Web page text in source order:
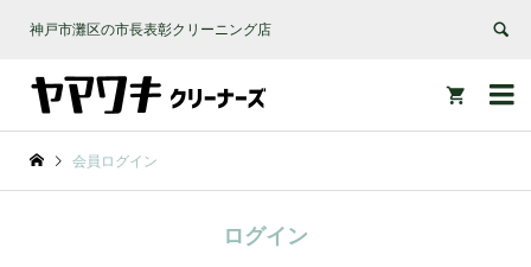
神戸市灘区の市長表彰クリーニング店


会員ログイン
ログイン